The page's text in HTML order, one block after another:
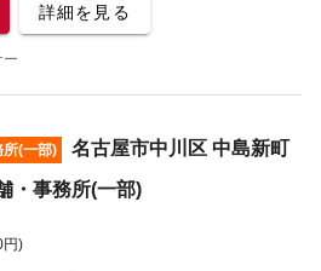
詳細を見る
ー
所(一部)
名古屋市中川区 中島新町
・事務所(一部)
円)